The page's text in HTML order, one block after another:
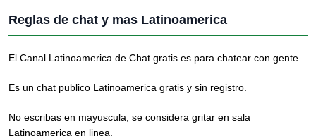
Reglas de chat y mas Latinoamerica
El Canal Latinoamerica de Chat gratis es para chatear con gente.
Es un chat publico Latinoamerica gratis y sin registro.
No escribas en mayuscula, se considera gritar en sala
Latinoamerica en linea.